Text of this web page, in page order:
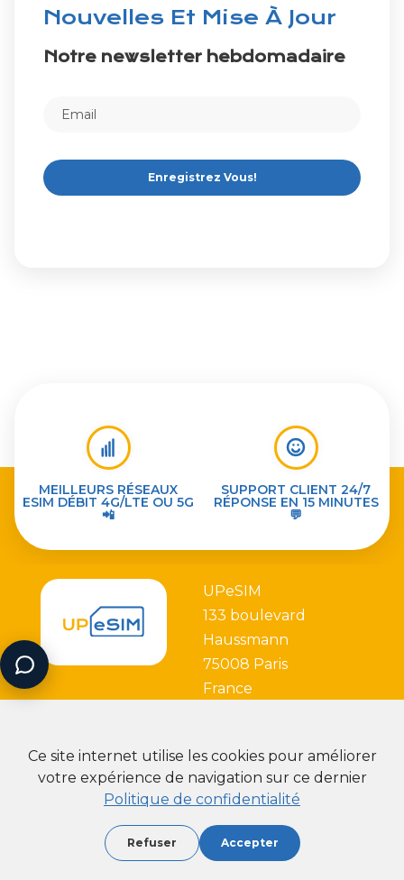
Nouvelles Et Mise À Jour
Notre newsletter hebdomadaire
Enregistrez Vous!
Ce site internet utilise les cookies pour améliorer
votre expérience de navigation sur ce dernier
Politique de confidentialité
Refuser Accepter
MEILLEURS RÉSEAUX
ESIM DÉBIT 4G/LTE OU 5G
📲
SUPPORT CLIENT 24/7
RÉPONSE EN 15 MINUTES
💬
UPeSIM
133 boulevard
Haussmann
75008 Paris
France
Partenaire avec